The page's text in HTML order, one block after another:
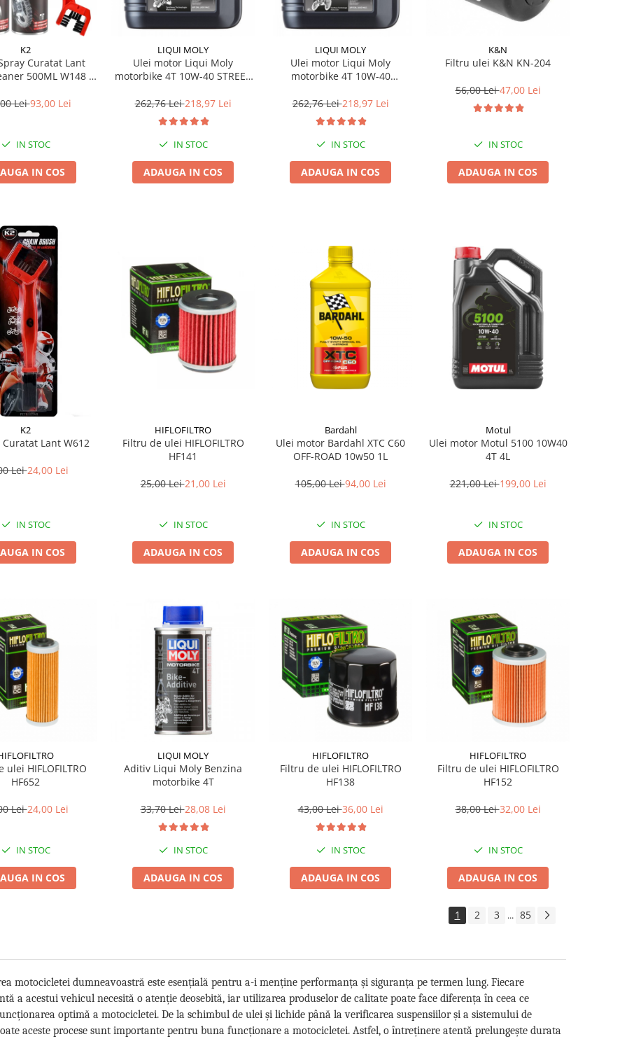
K2
Curatat Lant
500ML W148 +
Lube 400ML W143 +
Lei93,00 Lei
IN STOC
IN COS
LIQUI MOLY
Ulei motor Liqui Moly
motorbike 4T 10W-40 STREET
262,76 Lei218,97 Lei
IN STOC
ADAUGA IN COS
LIQUI MOLY
Ulei motor Liqui Moly
motorbike 4T 10W-40
262,76 Lei218,97 Lei
IN STOC
ADAUGA IN COS
K&N
Filtru ulei K&N KN-204
56,00 Lei47,00 Lei
IN STOC
ADAUGA IN COS
K2
Curatat Lant W612
Lei24,00 Lei
IN STOC
IN COS
HIFLOFILTRO
Filtru de ulei HIFLOFILTRO
HF141
25,00 Lei21,00 Lei
IN STOC
ADAUGA IN COS
Bardahl
Ulei motor Bardahl XTC C60
OFF-ROAD 10w50 1L
105,00 Lei94,00 Lei
IN STOC
ADAUGA IN COS
Motul
Ulei motor Motul 5100 10W40
4T 4L
221,00 Lei199,00 Lei
IN STOC
ADAUGA IN COS
ulei HIFLOFILTRO
HF652
Lei24,00 Lei
IN STOC
IN COS
LIQUI MOLY
Aditiv Liqui Moly Benzina
motorbike 4T
33,70 Lei28,08 Lei
IN STOC
ADAUGA IN COS
HIFLOFILTRO
Filtru de ulei HIFLOFILTRO
HF138
43,00 Lei36,00 Lei
IN STOC
ADAUGA IN COS
HIFLOFILTRO
Filtru de ulei HIFLOFILTRO
HF152
38,00 Lei32,00 Lei
IN STOC
ADAUGA IN COS
1 2 3 ... 85
motocicletei dumneavoastră este esențială pentru a-i menține performanța și siguranța pe termen lung. Fiecare
a acestui vehicul necesită o atenție deosebită, iar utilizarea produselor de calitate poate face diferența în ceea ce
optimă a motocicletei. De la schimbul de ulei și lichide până la verificarea suspensiilor și a sistemului de
aceste procese sunt importante pentru buna funcționare a motocicletei. Astfel, o întreținere atentă prelungește durata